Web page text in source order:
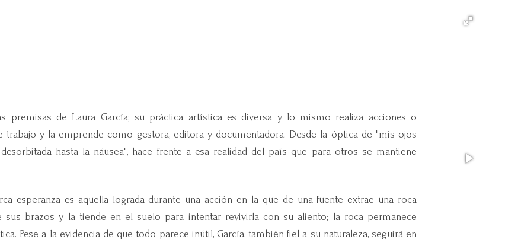
premisas de Laura García; su práctica artística es diversa y lo mismo realiza acciones o
trabajo y la emprende como gestora, editora y documentadora. Desde la óptica de "mis ojos
hasta la náusea", hace frente a esa realidad del país que para otros se mantiene
esperanza es aquella lograda durante una acción en la que de una fuente extrae una roca
sus brazos y la tiende en el suelo para intentar revivirla con su aliento; la roca permanece
Pese a la evidencia de que todo parece inútil, García, también fiel a su naturaleza, seguirá en